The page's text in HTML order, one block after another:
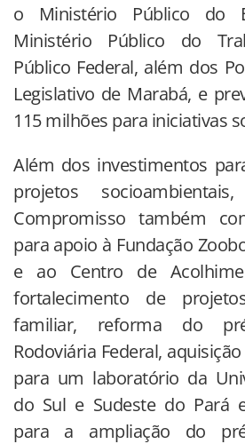
o Ministério Público do
Ministério Público do
Público Federal, além dos
Legislativo de Marabá, e
115 milhões para iniciativas
Além dos investimentos
projetos
Compromisso também
para apoio à Fundação
e ao Centro de
fortalecimento de
familiar, reforma do
Rodoviária Federal,
para um laboratório da
do Sul e Sudeste do Pará
para a ampliação do